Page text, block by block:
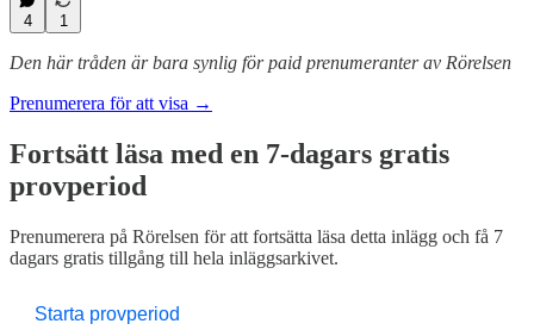
4 1
Den här tråden är bara synlig för paid prenumeranter av Rörelsen
Prenumerera för att visa →
Fortsätt läsa med en 7-dagars gratis
provperiod
Prenumerera på Rörelsen för att fortsätta läsa detta inlägg och få 7
dagars gratis tillgång till hela inläggsarkivet.
Starta provperiod